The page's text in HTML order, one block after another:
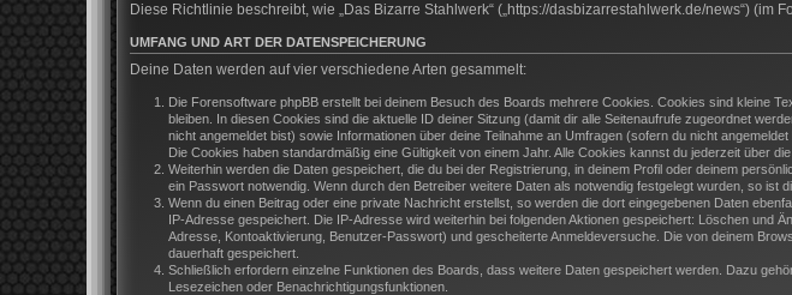
Diese Richtlinie beschreibt, wie „Das Bizarre Stahlwerk“ („https://dasbizarrestahlwerk.de/news“)
UMFANG UND ART DER DATENSPEICHERUNG
Deine Daten werden auf vier verschiedene Arten gesammelt:
Die Forensoftware phpBB erstellt bei deinem Besuch des Boards mehrere Cookies. Cookies sind kleine
bleiben. In diesen Cookies sind die aktuelle ID deiner Sitzung (damit dir alle Seitenaufrufe zugeordnet
nicht angemeldet bist) sowie Informationen über deine Teilnahme an Umfragen (sofern du nicht
Die Cookies haben standardmäßig eine Gültigkeit von einem Jahr. Alle Cookies kannst du jederzeit über
Weiterhin werden die Daten gespeichert, die du bei der Registrierung, in deinem Profil oder deinem
ein Passwort notwendig. Wenn durch den Betreiber weitere Daten als notwendig festgelegt wurden, so ist
Wenn du einen Beitrag oder eine private Nachricht erstellst, so werden die dort eingegebenen Daten
IP-Adresse gespeichert. Die IP-Adresse wird weiterhin bei folgenden Aktionen gespeichert: Löschen und
Adresse, Kontoaktivierung, Benutzer-Passwort) und gescheiterte Anmeldeversuche. Die von deinem
dauerhaft gespeichert.
Schließlich erfordern einzelne Funktionen des Boards, dass weitere Daten gespeichert werden. Dazu
Lesezeichen oder Benachrichtigungsfunktionen.